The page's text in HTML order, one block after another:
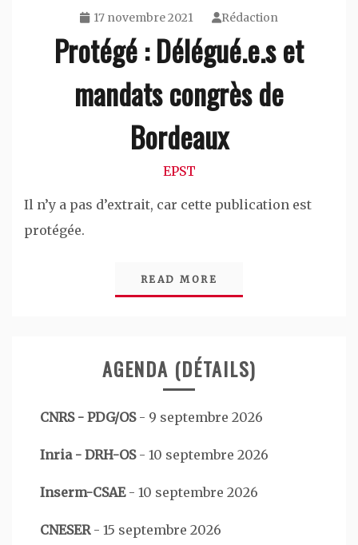
17 novembre 2021 Rédaction
Protégé : Délégué.e.s et
mandats congrès de
Bordeaux
EPST
Il n’y a pas d’extrait, car cette publication est
protégée.
READ MORE
AGENDA (DÉTAILS)
CNRS - PDG/OS- 9 septembre 2026
Inria - DRH-OS- 10 septembre 2026
Inserm-CSAE- 10 septembre 2026
CNESER- 15 septembre 2026